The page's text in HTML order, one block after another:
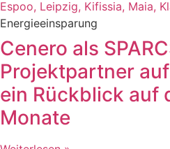
Energieeinsparung
Cenero als
Projektpartner
ein Rückblick auf
Monate